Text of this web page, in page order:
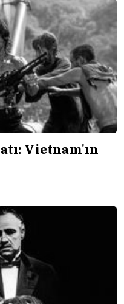
Vietnam'ın